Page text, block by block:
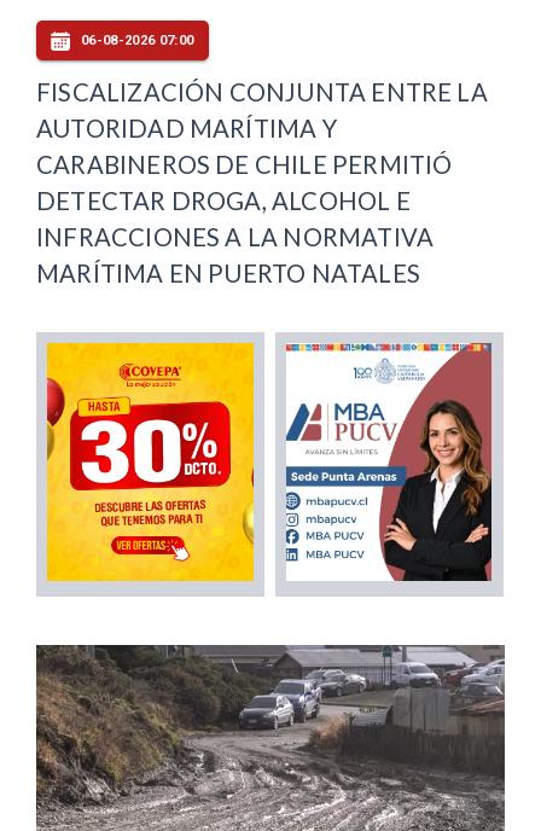
06-08-2026 07:00
FISCALIZACIÓN CONJUNTA ENTRE LA
AUTORIDAD MARÍTIMA Y
CARABINEROS DE CHILE PERMITIÓ
DETECTAR DROGA, ALCOHOL E
INFRACCIONES A LA NORMATIVA
MARÍTIMA EN PUERTO NATALES